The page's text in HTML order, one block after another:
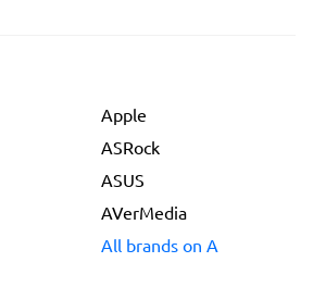
Apple
ASRock
ASUS
AVerMedia
All brands on A